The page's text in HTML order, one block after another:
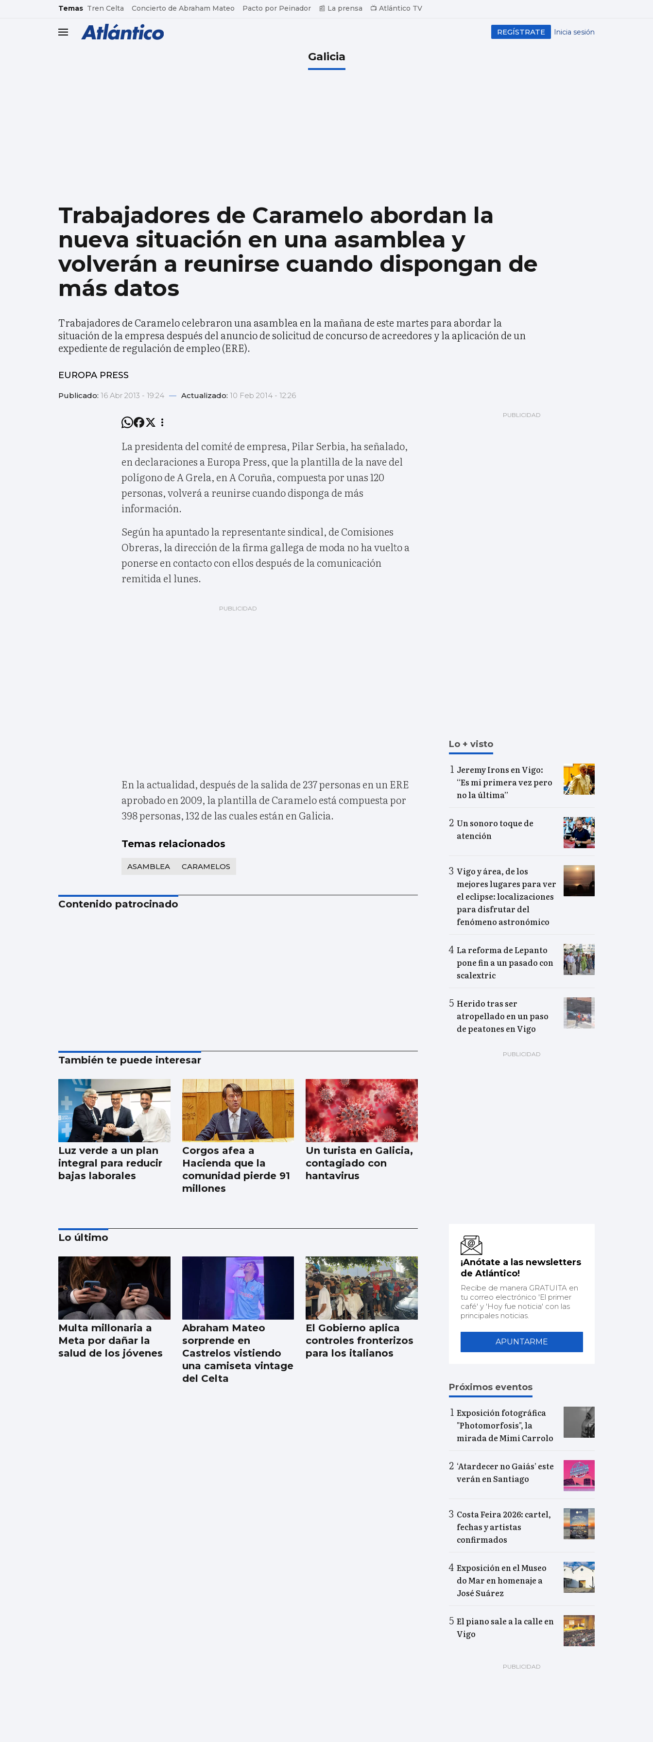
common.go-to-content
Temas Tren Celta Concierto de Abraham Mateo Pacto por Peinador 📰 La prensa 📺 Atlántico TV
header.menu.open Inicia sesión
REGÍSTRATE
Galicia
Trabajadores de Caramelo abordan la
nueva situación en una asamblea y
volverán a reunirse cuando dispongan de
más datos
Trabajadores de Caramelo celebraron una asamblea en la mañana de este martes para abordar la
situación de la empresa después del anuncio de solicitud de concurso de acreedores y la aplicación de un
expediente de regulación de empleo (ERE).
EUROPA PRESS
Publicado: 16 Abr 2013 - 19:24 — Actualizado: 10 Feb 2014 - 12:26
La presidenta del comité de empresa, Pilar Serbia, ha señalado,
en declaraciones a Europa Press, que la plantilla de la nave del
polígono de A Grela, en A Coruña, compuesta por unas 120
personas, volverá a reunirse cuando disponga de más
información.
Según ha apuntado la representante sindical, de Comisiones
Obreras, la dirección de la firma gallega de moda no ha vuelto a
ponerse en contacto con ellos después de la comunicación
remitida el lunes.
En la actualidad, después de la salida de 237 personas en un ERE
aprobado en 2009, la plantilla de Caramelo está compuesta por
398 personas, 132 de las cuales están en Galicia.
Temas relacionados
ASAMBLEA CARAMELOS
Contenido patrocinado
También te puede interesar
Luz verde a un plan
integral para reducir
bajas laborales
Corgos afea a
Hacienda que la
comunidad pierde 91
millones
Un turista en Galicia,
contagiado con
hantavirus
Galicia gana más de
15.000 habitantes en
el último año gracias
a la llegada de
migrantes
Lo último
Multa millonaria a
Meta por dañar la
salud de los jóvenes
Abraham Mateo
sorprende en
Castrelos vistiendo
una camiseta vintage
del Celta
El Gobierno aplica
controles fronterizos
para los italianos
Lo + visto
Jeremy Irons en Vigo:
“Es mi primera vez pero
no la última”
Un sonoro toque de
atención
Vigo y área, de los
mejores lugares para ver
el eclipse: localizaciones
para disfrutar del
fenómeno astronómico
La reforma de Lepanto
pone fin a un pasado con
scalextric
Herido tras ser
atropellado en un paso
de peatones en Vigo
¡Anótate a las newsletters
de Atlántico!
Recibe de manera GRATUITA en
tu correo electrónico 'El primer
café' y 'Hoy fue noticia' con las
principales noticias.
APUNTARME
Próximos eventos
Exposición fotográfica
"Photomorfosis", la
mirada de Mimi Carrolo
‘Atardecer no Gaiás’ este
verán en Santiago
Costa Feira 2026: cartel,
fechas y artistas
confirmados
Exposición en el Museo
do Mar en homenaje a
José Suárez
El piano sale a la calle en
Vigo